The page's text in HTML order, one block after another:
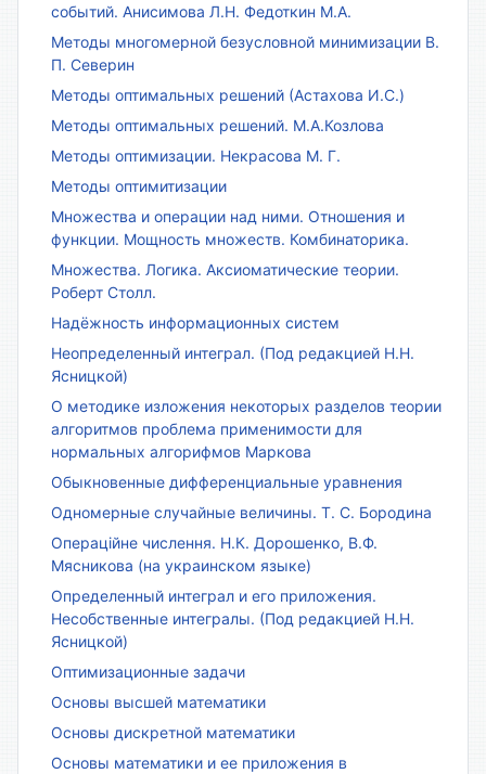
событий. Анисимова Л.Н. Федоткин М.А.
Методы многомерной безусловной минимизации В.
П. Северин
Методы оптимальных решений (Астахова И.С.)
Методы оптимальных решений. М.А.Козлова
Методы оптимизации. Некрасова М. Г.
Методы оптимитизации
Множества и операции над ними. Отношения и
функции. Мощность множеств. Комбинаторика.
Множества. Логика. Аксиоматические теории.
Роберт Столл.
Надёжность информационных систем
Неопределенный интеграл. (Под редакцией Н.Н.
Ясницкой)
О методике изложения некоторых разделов теории
алгоритмов проблема применимости для
нормальных алгорифмов Маркова
Обыкновенные дифференциальные уравнения
Одномерные случайные величины. Т. С. Бородина
Операційне числення. Н.К. Дорошенко, В.Ф.
Мясникова (на украинском языке)
Определенный интеграл и его приложения.
Несобственные интегралы. (Под редакцией Н.Н.
Ясницкой)
Оптимизационные задачи
Основы высшей математики
Основы дискретной математики
Основы математики и ее приложения в